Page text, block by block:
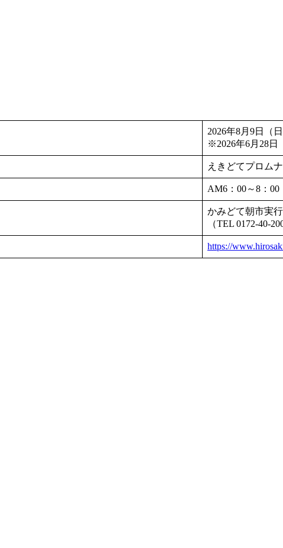
2026年8月9日（日
※2026年6月28日
えきどてプロム
AM6：00～8：00
かみどて朝市実
（TEL 0172-40-
https://